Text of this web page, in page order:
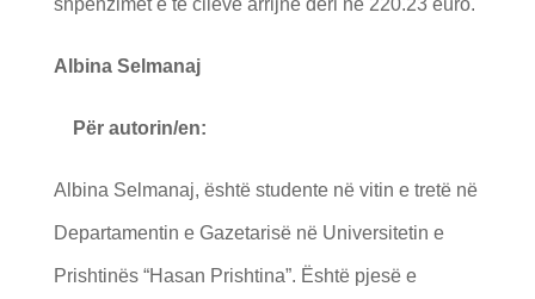
shpenzimet e të cilëve arrijnë deri në 220.23 euro.
Albina Selmanaj
Për autorin/en:
Albina Selmanaj, është studente në vitin e tretë në
Departamentin e Gazetarisë në Universitetin e
Prishtinës “Hasan Prishtina”. Është pjesë e